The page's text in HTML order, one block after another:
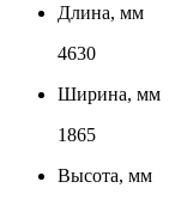
Длина, мм
4630
Ширина, мм
1865
Высота, мм